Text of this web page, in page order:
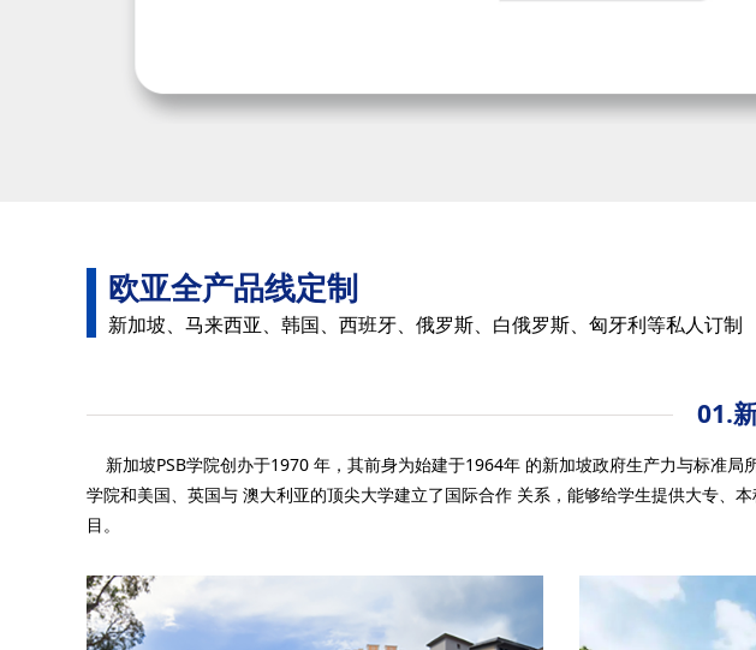
欧亚全产品线定制
新加坡、马来西亚、韩国、西班牙、俄罗斯、白俄罗斯、匈牙利等私人订制
01.
新加坡PSB学院创办于1970 年，其前身为始建于1964年 的新加坡政府生产力与标准
学院和美国、英国与 澳大利亚的顶尖大学建立了国际合作 关系，能够给学生提供大专、
目。